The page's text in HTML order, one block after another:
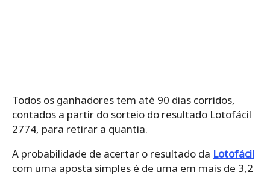
Todos os ganhadores tem até 90 dias corridos,
contados a partir do sorteio do resultado Lotofácil
2774, para retirar a quantia.
A probabilidade de acertar o resultado da Lotofácil
com uma aposta simples é de uma em mais de 3,2